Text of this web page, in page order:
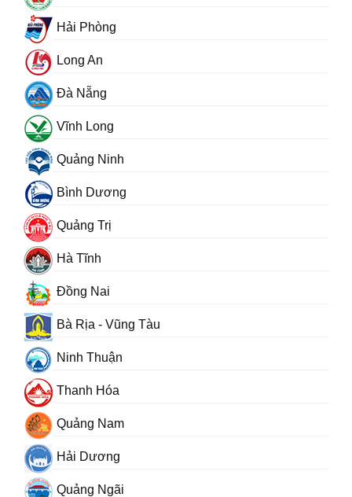
Hải Phòng
Long An
Đà Nẵng
Vĩnh Long
Quảng Ninh
Bình Dương
Quảng Trị
Hà Tĩnh
Đồng Nai
Bà Rịa - Vũng Tàu
Ninh Thuận
Thanh Hóa
Quảng Nam
Hải Dương
Quảng Ngãi